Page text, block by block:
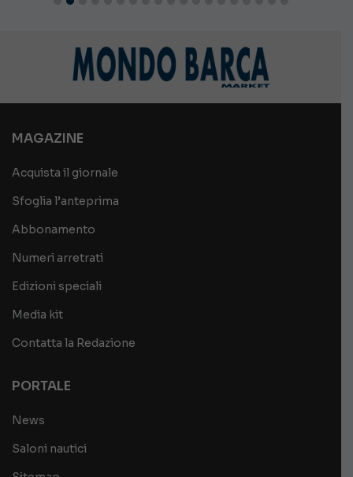
MAGAZINE
Acquista il giornale
Sfoglia l’anteprima
Abbonamento
Numeri arretrati
Edizioni speciali
Media kit
Contatta la Redazione
PORTALE
News
Saloni nautici